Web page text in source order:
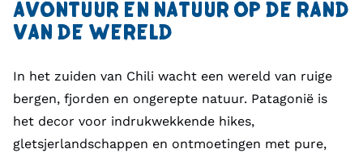
AVONTUUR EN NATUUR OP DE RAND
VAN DE WERELD
In het zuiden van Chili wacht een wereld van ruige
bergen, fjorden en ongerepte natuur. Patagonië is
het decor voor indrukwekkende hikes,
gletsjerlandschappen en ontmoetingen met pure,